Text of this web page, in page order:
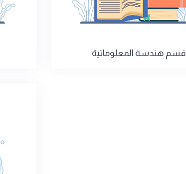
قسم هندسة المعلوماتية